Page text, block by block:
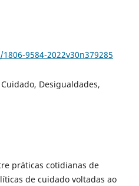
9584-2022v30n379285
Desigualdades,
práticas cotidianas de
de cuidado voltadas ao